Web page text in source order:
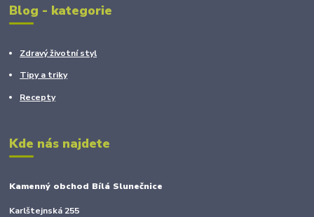
Blog - kategorie
Zdravý životní styl
Tipy a triky
Recepty
Kde nás najdete
Kamenný obchod Bílá Slunečnice
Karlštejnská 255